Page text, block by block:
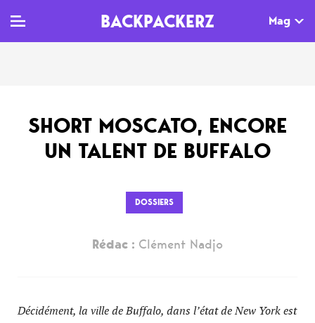
BACKPACKERZ Mag
Clips
Live
Dossiers
Tops
Interviews
Sorties
Paris
Festivals
SHORT MOSCATO, ENCORE
UN TALENT DE BUFFALO
DOSSIERS
Rédac : Clément Nadjo
​Décidément, la ville de Buffalo, dans l’état de New York est